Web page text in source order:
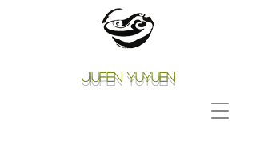
Jiufen Yuyuen